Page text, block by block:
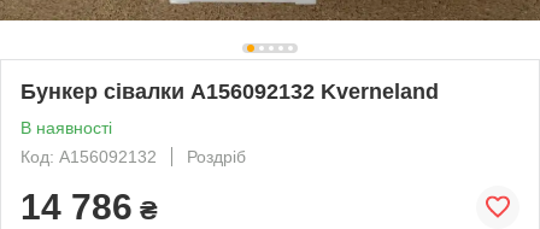
Бункер сівалки A156092132 Kverneland
В наявності
Код: A156092132
Роздріб
14 786 ₴